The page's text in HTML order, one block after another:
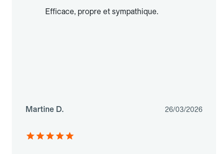
Efficace, propre et sympathique.
Martine D. 26/03/2026